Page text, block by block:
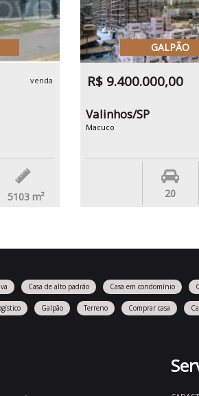
venda
5103 m²
GALPÃO
R$ 9.400.000,00
Valinhos/SP
Macuco
20
Casa de alto padrão Casa em condomínio
Galpão Terreno Comprar casa